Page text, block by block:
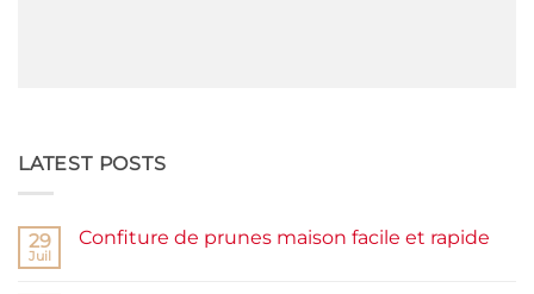
LATEST POSTS
29
Juil
Confiture de prunes maison facile et rapide